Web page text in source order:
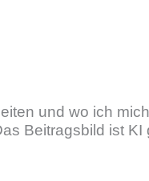
und wo ich
Beitragsbild ist KI